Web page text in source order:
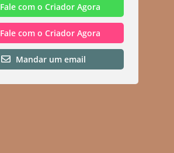
Fale com o Criador Agora
Fale com o Criador Agora
Mandar um email